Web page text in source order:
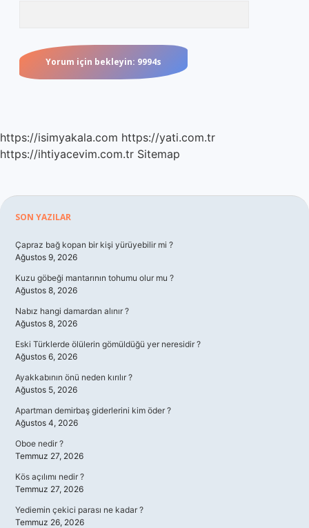
https://isimyakala.com https://yati.com.tr
https://ihtiyacevim.com.tr Sitemap
Sidebar
SON YAZILAR
Çapraz bağ kopan bir kişi yürüyebilir mi ?
Ağustos 9, 2026
Kuzu göbeği mantarının tohumu olur mu ?
Ağustos 8, 2026
Nabız hangi damardan alınır ?
Ağustos 8, 2026
Eski Türklerde ölülerin gömüldüğü yer neresidir ?
Ağustos 6, 2026
Ayakkabının önü neden kırılır ?
Ağustos 5, 2026
Apartman demirbaş giderlerini kim öder ?
Ağustos 4, 2026
Oboe nedir ?
Temmuz 27, 2026
Kös açılımı nedir ?
Temmuz 27, 2026
Yediemin çekici parası ne kadar ?
Temmuz 26, 2026